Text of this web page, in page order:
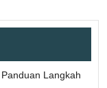
Langkah